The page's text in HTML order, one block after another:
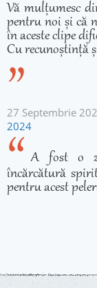
Vă mulțumesc
pentru noi și că
în aceste clipe
Cu recunoștință
27 Septembrie
2024
A fost o zi
încărcătură
pentru acest